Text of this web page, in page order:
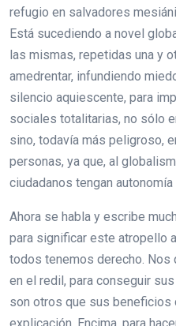
refugio en salvadores
Está sucediendo a novel
las mismas, repetidas una y
amedrentar, infundiendo
silencio aquiescente, para
sociales totalitarias, no sólo
sino, todavía más peligroso,
personas, ya que, al
ciudadanos tengan
Ahora se habla y escribe
para significar este atropello
todos tenemos derecho. Nos
en el redil, para conseguir
son otros que sus beneficios